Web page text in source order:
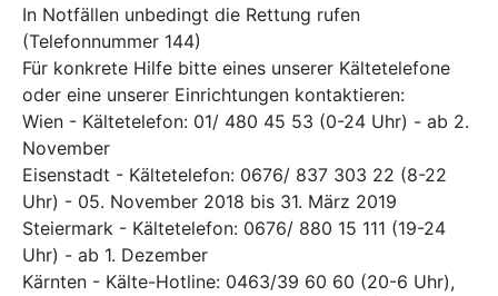
In Notfällen unbedingt die Rettung rufen
(Telefonnummer 144)
Für konkrete Hilfe bitte eines unserer Kältetelefone
oder eine unserer Einrichtungen kontaktieren:
Wien - Kältetelefon: 01/ 480 45 53 (0-24 Uhr) - ab 2.
November
Eisenstadt - Kältetelefon: 0676/ 837 303 22 (8-22
Uhr) - 05. November 2018 bis 31. März 2019
Steiermark - Kältetelefon: 0676/ 880 15 111 (19-24
Uhr) - ab 1. Dezember
Kärnten - Kälte-Hotline: 0463/39 60 60 (20-6 Uhr),